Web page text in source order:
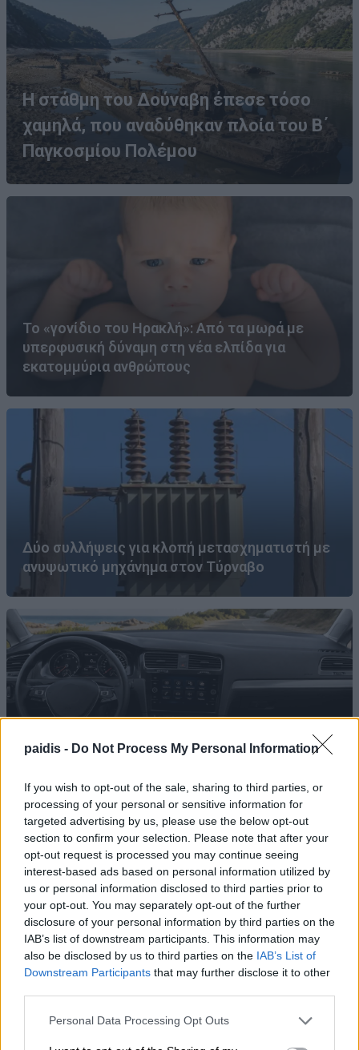
paidis - Do Not Process My Personal Information
If you wish to opt-out of the sale, sharing to third parties, or
processing of your personal or sensitive information for
targeted advertising by us, please use the below opt-out
section to confirm your selection. Please note that after your
opt-out request is processed you may continue seeing
interest-based ads based on personal information utilized by
us or personal information disclosed to third parties prior to
your opt-out. You may separately opt-out of the further
disclosure of your personal information by third parties on the
IAB’s list of downstream participants. This information may
also be disclosed by us to third parties on the IAB’s List of
Downstream Participants that may further disclose it to other
Personal Data Processing Opt Outs
Η στάθμη του Δούναβη έπεσε τόσο
χαμηλά, που αναδύθηκαν πλοία του Β΄
Παγκοσμίου Πολέμου
Το «γονίδιο του Ηρακλή»: Από τα μωρά με
υπερφυσική δύναμη στη νέα ελπίδα για
εκατομμύρια ανθρώπους
Δύο συλλήψεις για κλοπή μετασχηματιστή με
ανυψωτικό μηχάνημα στον Τύρναβο
λάθος σχεδόν όλοι οι οδηγοί – Και όμως